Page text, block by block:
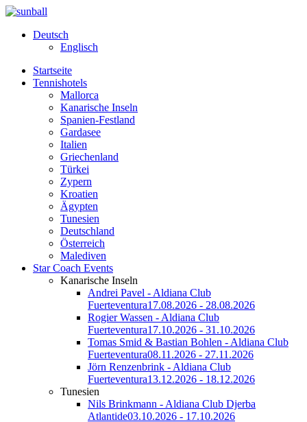
Deutsch
Englisch
Startseite
Tennishotels
Mallorca
Kanarische Inseln
Spanien-Festland
Gardasee
Italien
Griechenland
Türkei
Zypern
Kroatien
Ägypten
Tunesien
Deutschland
Österreich
Malediven
Star Coach Events
Kanarische Inseln
Andrei Pavel - Aldiana Club
Fuerteventura17.08.2026 - 28.08.2026
Rogier Wassen - Aldiana Club
Fuerteventura17.10.2026 - 31.10.2026
Tomas Smid & Bastian Bohlen - Aldiana Club
Fuerteventura08.11.2026 - 27.11.2026
Jörn Renzenbrink - Aldiana Club
Fuerteventura13.12.2026 - 18.12.2026
Tunesien
Nils Brinkmann - Aldiana Club Djerba
Atlantide03.10.2026 - 17.10.2026